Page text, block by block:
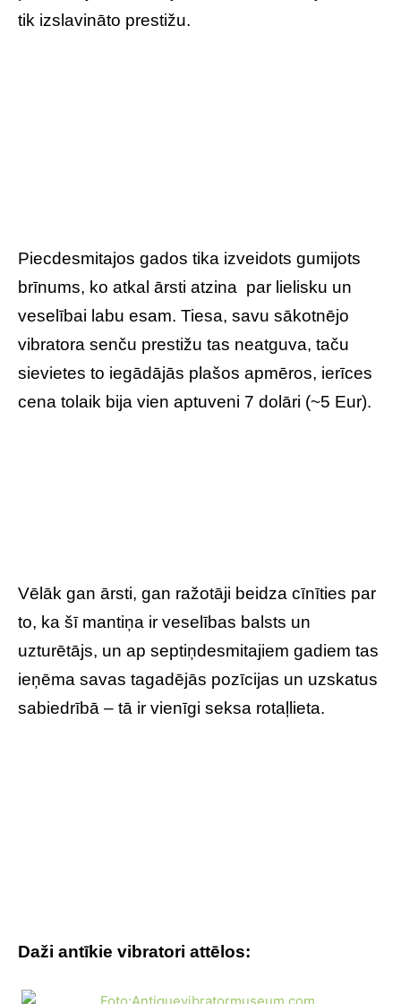
tik izslavināto prestižu.
Piecdesmitajos gados tika izveidots gumijots
brīnums, ko atkal ārsti atzina par lielisku un
veselībai labu esam. Tiesa, savu sākotnējo
vibratora senču prestižu tas neatguva, taču
sievietes to iegādājās plašos apmēros, ierīces
cena tolaik bija vien aptuveni 7 dolāri (~5 Eur).
Vēlāk gan ārsti, gan ražotāji beidza cīnīties par
to, ka šī mantiņa ir veselības balsts un
uzturētājs, un ap septiņdesmitajiem gadiem tas
ieņēma savas tagadējās pozīcijas un uzskatus
sabiedrībā – tā ir vienīgi seksa rotaļlieta.
Daži antīkie vibratori attēlos: